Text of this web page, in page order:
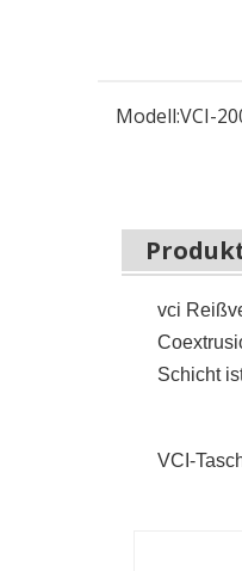
Modell:VCI-
vci
Schicht
VCI-